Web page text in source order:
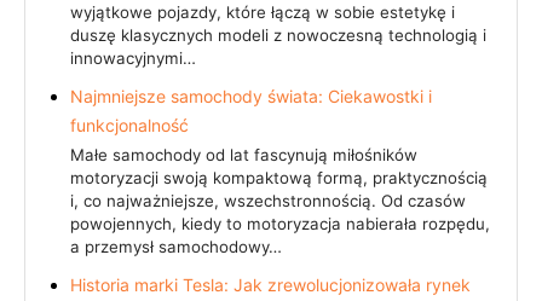
wyjątkowe pojazdy, które łączą w sobie estetykę i
duszę klasycznych modeli z nowoczesną technologią i
innowacyjnymi…
Najmniejsze samochody świata: Ciekawostki i
funkcjonalność
Małe samochody od lat fascynują miłośników
motoryzacji swoją kompaktową formą, praktycznością
i, co najważniejsze, wszechstronnością. Od czasów
powojennych, kiedy to motoryzacja nabierała rozpędu,
a przemysł samochodowy…
Historia marki Tesla: Jak zrewolucjonizowała rynek